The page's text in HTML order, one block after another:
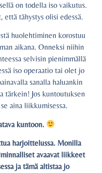
on todella iso vaikutus.
että tähystys olisi edessä.
huolehtiminen korostuu
aikana. Onneksi niihin
selvisin pienimmällä
iso operaatio tai olet jo
sanalla haluankin
tärkein! Jos kuntoutuksen
aina liikkumisessa.
kuntoon.
harjoittelussa. Monilla
avaavat liikkeet
ja tämä altistaa jo